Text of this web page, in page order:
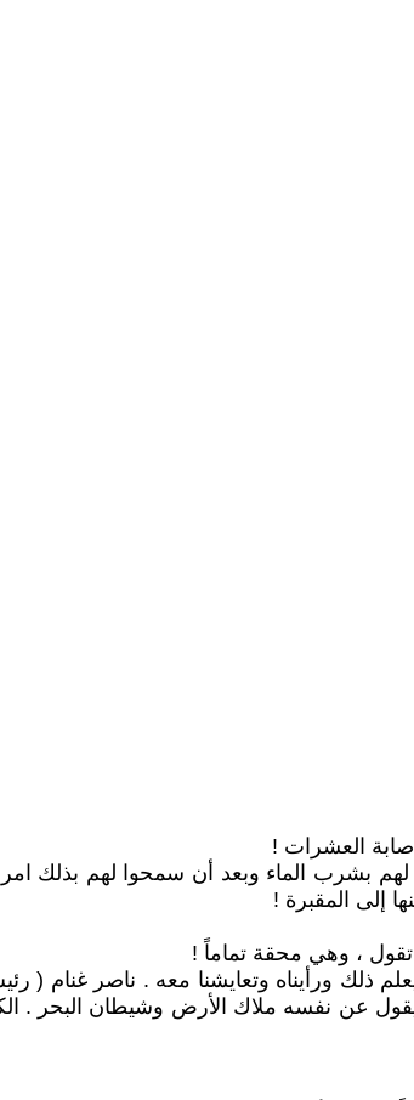
العشرات !
بشرب الماء وبعد أن سمحوا لهم بذلك
إلى المقبرة !
، وهي محقة تماماً !
ورأيناه وتعايشنا معه . ناصر غنام (
عن نفسه ملاك الأرض وشيطان البحر .